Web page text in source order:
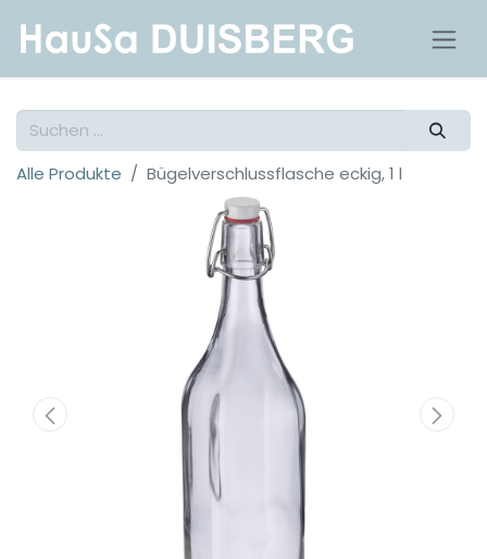
Alle Produkte Bügelverschlussflasche eckig, 1 l